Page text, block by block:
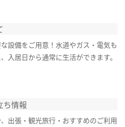
設備をご用意！水道やガス・電気も
入居日から通常に生活ができます。
ち情報
出張・観光旅行・おすすめのご利用